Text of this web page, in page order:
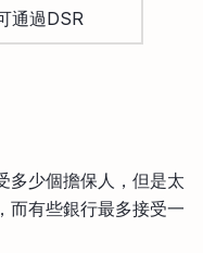
通過DSR
多少個擔保人，但是太
而有些銀行最多接受一